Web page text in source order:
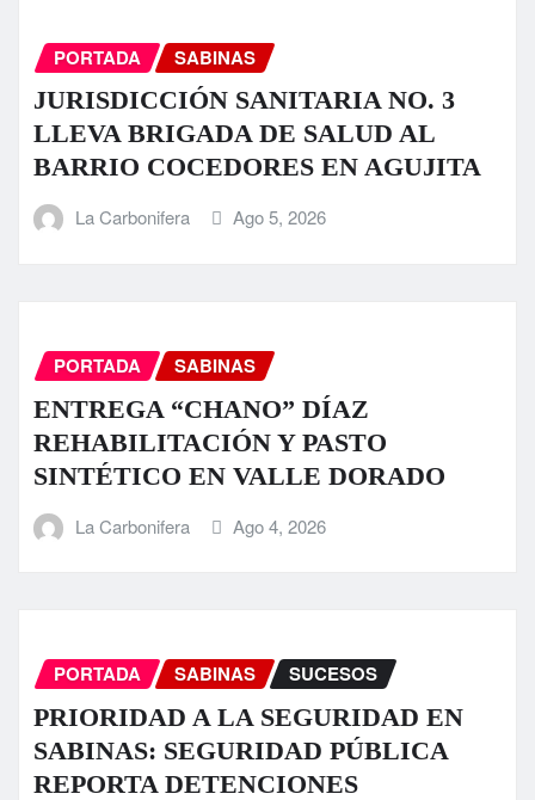
PORTADA SABINAS
JURISDICCIÓN SANITARIA NO. 3
LLEVA BRIGADA DE SALUD AL
BARRIO COCEDORES EN AGUJITA
La Carbonifera Ago 5, 2026
PORTADA SABINAS
ENTREGA “CHANO” DÍAZ
REHABILITACIÓN Y PASTO
SINTÉTICO EN VALLE DORADO
La Carbonifera Ago 4, 2026
PORTADA SABINAS SUCESOS
PRIORIDAD A LA SEGURIDAD EN
SABINAS: SEGURIDAD PÚBLICA
REPORTA DETENCIONES